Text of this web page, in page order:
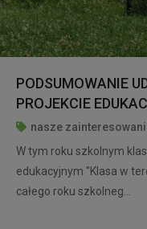
PODSUMOWANIE
PROJEKCIE
nasze
W tym roku szkolnym
edukacyjnym "Klasa w
całego roku szkolneg...